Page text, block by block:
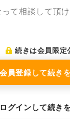
て相談して頂
続きは会員限定
会員登録して続き
ログインして続き